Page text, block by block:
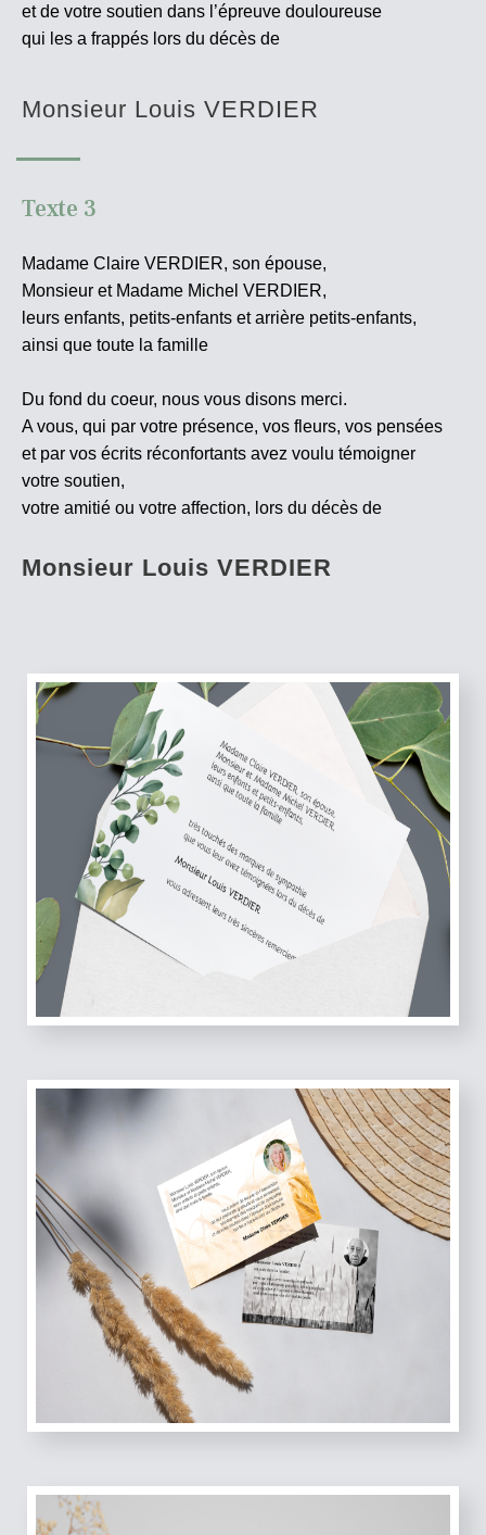
et de votre soutien dans l’épreuve douloureuse
qui les a frappés lors du décès de
Monsieur Louis VERDIER
Texte 3
Madame Claire VERDIER, son épouse,
Monsieur et Madame Michel VERDIER,
leurs enfants, petits-enfants et arrière petits-enfants,
ainsi que toute la famille
Du fond du coeur, nous vous disons merci.
A vous, qui par votre présence, vos fleurs, vos pensées
et par vos écrits réconfortants avez voulu témoigner
votre soutien,
votre amitié ou votre affection, lors du décès de
Monsieur Louis VERDIER